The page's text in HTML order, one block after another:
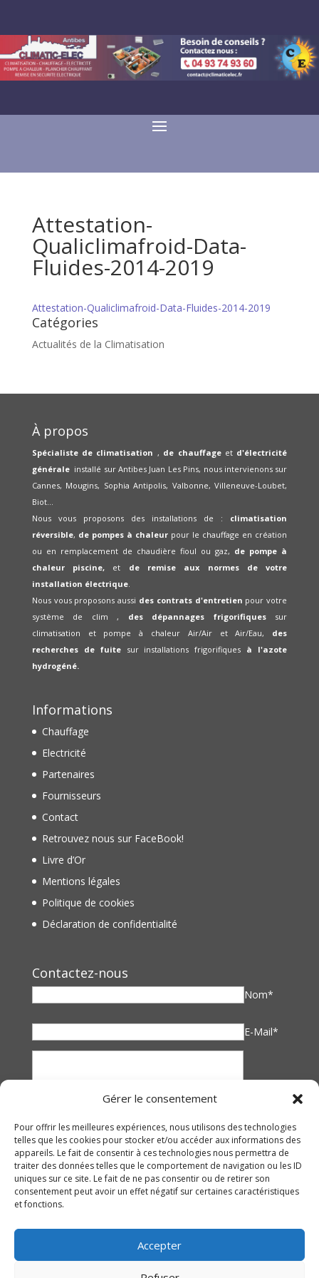
Gérer le consentement
Pour offrir les meilleures expériences, nous utilisons des technologies
telles que les cookies pour stocker et/ou accéder aux informations des
appareils. Le fait de consentir à ces technologies nous permettra de
traiter des données telles que le comportement de navigation ou les ID
uniques sur ce site. Le fait de ne pas consentir ou de retirer son
consentement peut avoir un effet négatif sur certaines caractéristiques
et fonctions.
Accepter
Attestation-
Qualiclimafroid-Data-
Fluides-2014-2019
Attestation-Qualiclimafroid-Data-Fluides-2014-2019
Catégories
Actualités de la Climatisation
À propos
Spécialiste de climatisation , de chauffageet d'électricité
générale installé sur Antibes Juan Les Pins, nous intervienons sur
Cannes, Mougins, Sophia Antipolis, Valbonne, Villeneuve-Loubet,
Biot...
Nous vous proposons des installations de : climatisation
réversible, de pompes à chaleurpour le chauffage en création
ou en remplacement de chaudière fioul ou gaz, de pompe à
chaleur piscine, et de remise aux normes de votre
installation électrique.
Nous vous proposons aussi des contrats d'entretien pour votre
système de clim , des dépannages frigorifiquessur
climatisation et pompe à chaleur Air/Air et Air/Eau, des
recherches de fuite sur installations frigorifiques à l'azote
hydrogéné.
Informations
Chauffage
Electricité
Partenaires
Fournisseurs
Contact
Retrouvez nous sur FaceBook!
Livre d’Or
Mentions légales
Politique de cookies
Déclaration de confidentialité
Contactez-nous
Nom*
E-Mail*